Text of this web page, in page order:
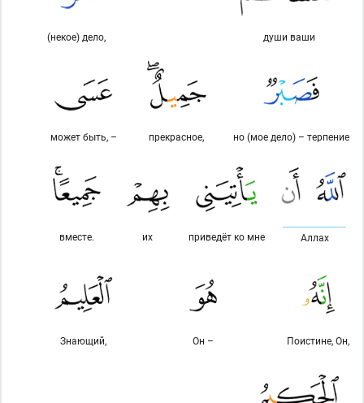
души ваши
(некое) дело,
но (мое дело) – терпение
прекрасное,
может быть, –
Аллах
приведёт ко мне
их
вместе.
Поистине, Он,
Он –
Знающий,